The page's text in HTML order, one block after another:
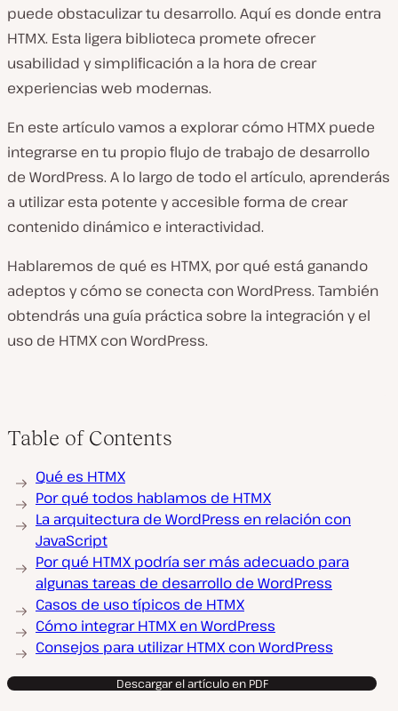
puede obstaculizar tu desarrollo. Aquí es donde entra
HTMX. Esta ligera biblioteca promete ofrecer
usabilidad y simplificación a la hora de crear
experiencias web modernas.
En este artículo vamos a explorar cómo HTMX puede
integrarse en tu propio flujo de trabajo de desarrollo
de WordPress. A lo largo de todo el artículo, aprenderás
a utilizar esta potente y accesible forma de crear
contenido dinámico e interactividad.
Hablaremos de qué es HTMX, por qué está ganando
adeptos y cómo se conecta con WordPress. También
obtendrás una guía práctica sobre la integración y el
uso de HTMX con WordPress.
Table of Contents
Qué es HTMX
Por qué todos hablamos de HTMX
La arquitectura de WordPress en relación con
JavaScript
Por qué HTMX podría ser más adecuado para
algunas tareas de desarrollo de WordPress
Casos de uso típicos de HTMX
Cómo integrar HTMX en WordPress
Consejos para utilizar HTMX con WordPress
Descargar el artículo en PDF